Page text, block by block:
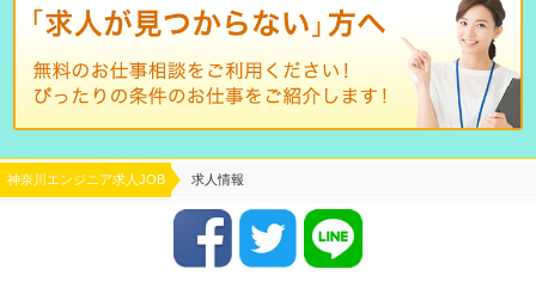
神奈川エンジニア求人JOB 求人情報